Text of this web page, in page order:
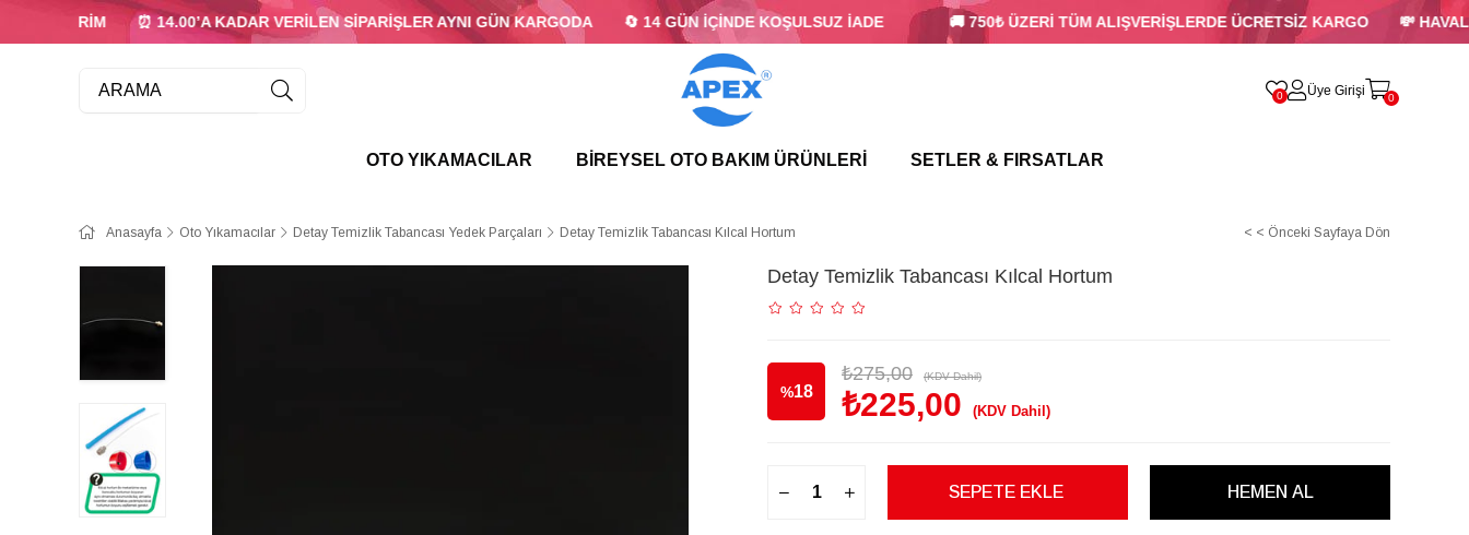
İNDİRİM ⏰ 14.00’A KADAR VERİLEN SİPARİŞLER AYNI GÜN KARGODA 🔄 14 GÜN İÇİNDE KOŞULSUZ İADE 🚚 750₺ ÜZERİ TÜM ALIŞVERİŞLERDE ÜCRETSİZ KARGO 💸
0 Üye Girişi 0
OTO YIKAMACILAR BİREYSEL OTO BAKIM ÜRÜNLERİ SETLER & FIRSATLAR
Anasayfa Oto Yıkamacılar Detay Temizlik Tabancası Yedek Parçaları Detay Temizlik Tabancası Kılcal Hortum < < Önceki Sayfaya Dön
Detay Temizlik Tabancası Kılcal Hortum
%18
₺275,00 (KDV Dahil)
₺225,00 (KDV Dahil)